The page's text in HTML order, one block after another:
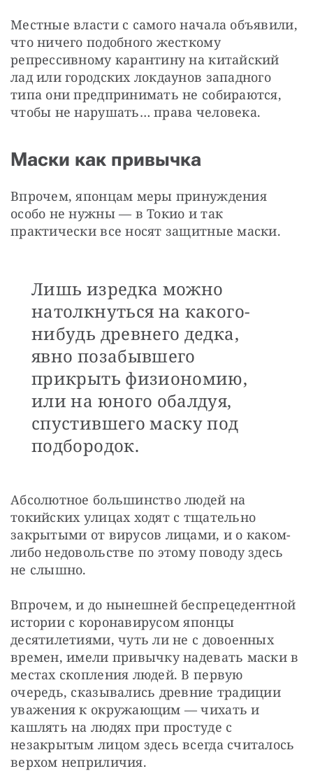
Местные власти с самого начала объявили,
что ничего подобного жесткому
репрессивному карантину на китайский
лад или городских локдаунов западного
типа они предпринимать не собираются,
чтобы не нарушать… права человека.
Маски как привычка
Впрочем, японцам меры принуждения
особо не нужны — в Токио и так
практически все носят защитные маски.
Лишь изредка можно
натолкнуться на какого-
нибудь древнего дедка,
явно позабывшего
прикрыть физиономию,
или на юного обалдуя,
спустившего маску под
подбородок.
Абсолютное большинство людей на
токийских улицах ходят с тщательно
закрытыми от вирусов лицами, и о каком-
либо недовольстве по этому поводу здесь
не слышно.
Впрочем, и до нынешней беспрецедентной
истории с коронавирусом японцы
десятилетиями, чуть ли не с довоенных
времен, имели привычку надевать маски в
местах скопления людей. В первую
очередь, сказывались древние традиции
уважения к окружающим — чихать и
кашлять на людях при простуде с
незакрытым лицом здесь всегда считалось
верхом неприличия.